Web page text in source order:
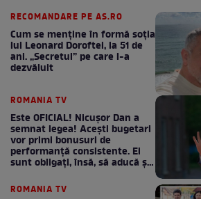
RECOMANDARE PE AS.RO
Cum se menţine în formă soţia
lui Leonard Doroftei, la 51 de
ani. „Secretul” pe care l-a
dezvăluit
ROMANIA TV
Este OFICIAL! Nicușor Dan a
semnat legea! Acești bugetari
vor primi bonusuri de
performanță consistente. Ei
sunt obligați, însă, să aducă și
ROMANIA TV